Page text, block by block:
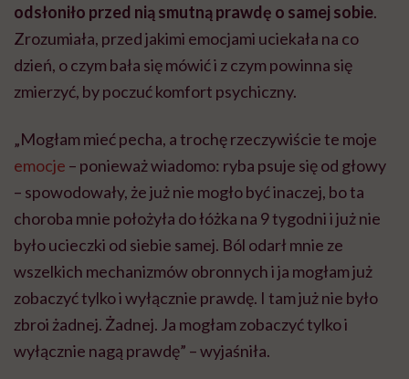
odsłoniło przed nią smutną prawdę o samej sobie.
Zrozumiała, przed jakimi emocjami uciekała na co
dzień, o czym bała się mówić i z czym powinna się
zmierzyć, by poczuć komfort psychiczny.
„Mogłam mieć pecha, a trochę rzeczywiście te moje
emocje – ponieważ wiadomo: ryba psuje się od głowy
– spowodowały, że już nie mogło być inaczej, bo ta
choroba mnie położyła do łóżka na 9 tygodni i już nie
było ucieczki od siebie samej. Ból odarł mnie ze
wszelkich mechanizmów obronnych i ja mogłam już
zobaczyć tylko i wyłącznie prawdę. I tam już nie było
zbroi żadnej. Żadnej. Ja mogłam zobaczyć tylko i
wyłącznie nagą prawdę” – wyjaśniła.